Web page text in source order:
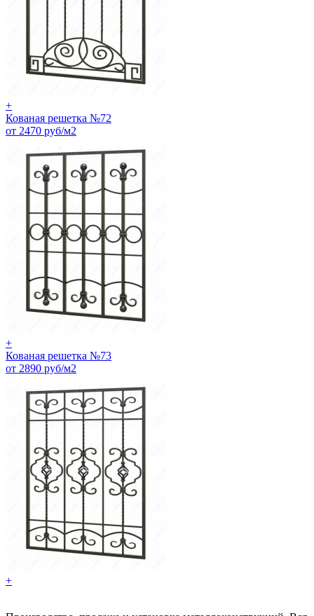
+
Кованая решетка №72
от 2470 руб/м2
+
Кованая решетка №73
от 2890 руб/м2
+